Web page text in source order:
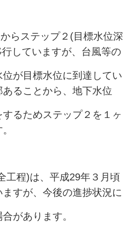
らステップ２(目標水位深
していますが、台風等の
が目標水位に到達してい
ることから、地下水位
るためステップ２を１ヶ
工程)は、平成29年３月頃
ますが、今後の進捗状況に
があります。